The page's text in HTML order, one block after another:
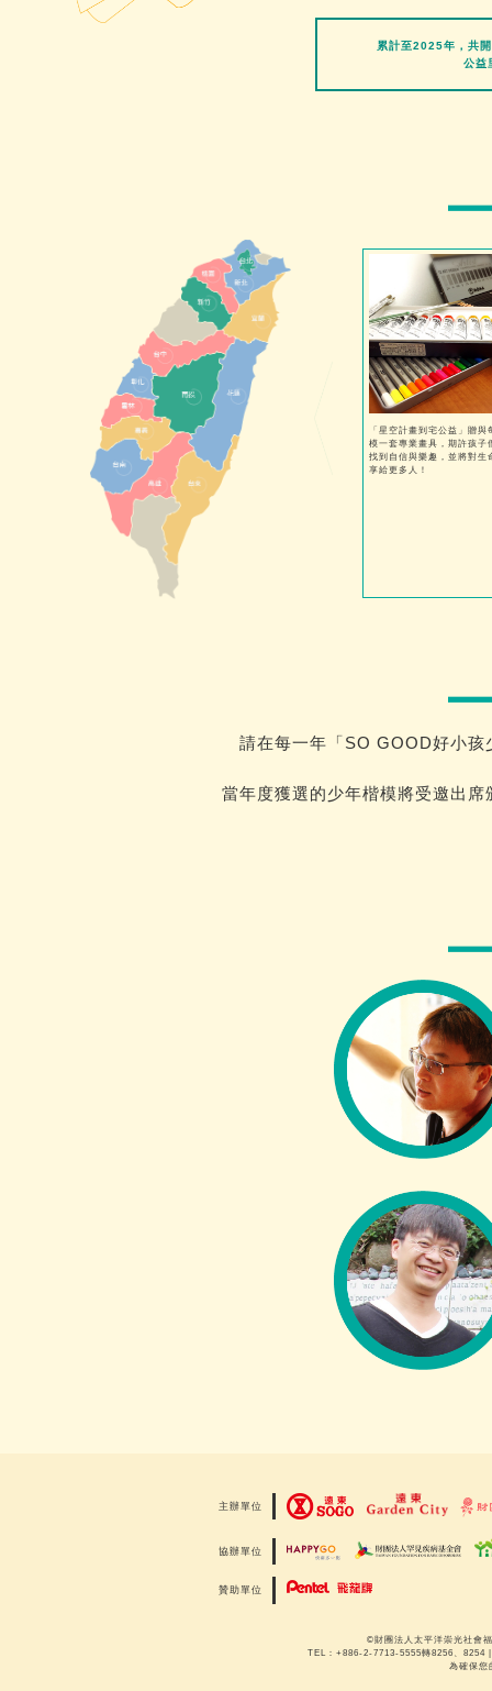
累計至2025年，共
公益
「星空計畫到宅公益」贈與
模一套專業畫具，期許孩子
找到自信與樂趣，並將對生
享給更多人！
嘉義阿里
請在每一年「SO GOOD好小孩
當年度獲選的少年楷模將受邀出
主辦單位
協辦單位
贊助單位
©財團法人太平洋崇光社會
TEL：+886-2-7713-5555轉8256、
為確保您